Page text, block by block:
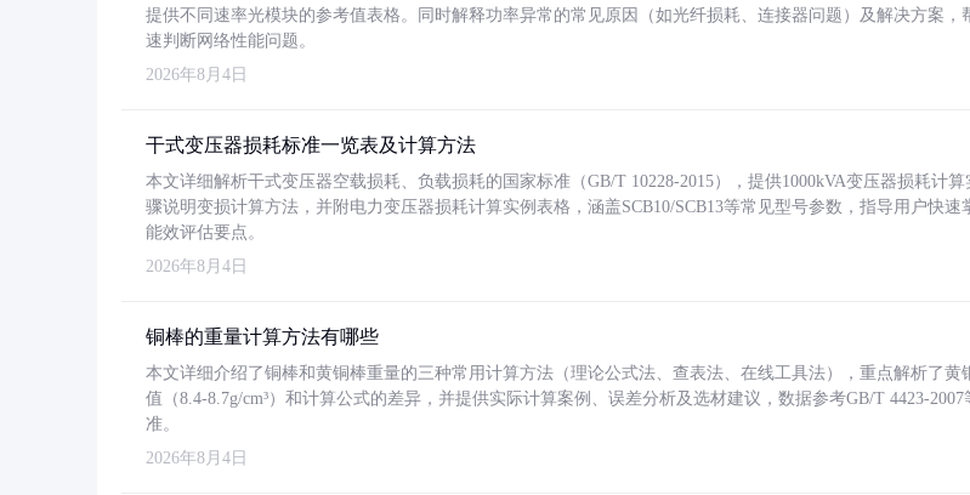
提供不同速率光模块的参考值表格。同时解释功率异常的常见原因（如光纤损耗、连接器问题）及解决方案，
速判断网络性能问题。
2026年8月4日
干式变压器损耗标准一览表及计算方法
本文详细解析干式变压器空载损耗、负载损耗的国家标准（GB/T 10228-2015），提供1000kVA变压器损耗计
骤说明变损计算方法，并附电力变压器损耗计算实例表格，涵盖SCB10/SCB13等常见型号参数，指导用户快速
能效评估要点。
2026年8月4日
铜棒的重量计算方法有哪些
本文详细介绍了铜棒和黄铜棒重量的三种常用计算方法（理论公式法、查表法、在线工具法），重点解析了黄
值（8.4-8.7g/cm³）和计算公式的差异，并提供实际计算案例、误差分析及选材建议，数据参考GB/T 4423-2007
准。
2026年8月4日